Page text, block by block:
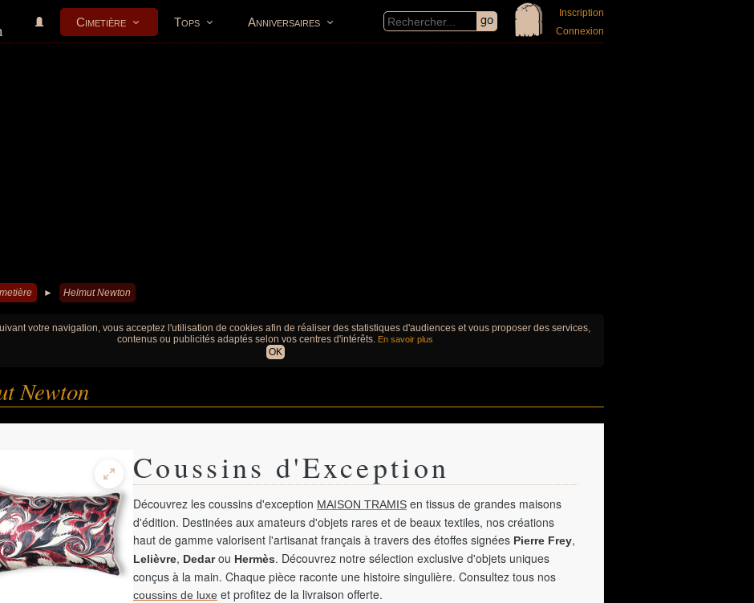
Cimetière Tops Anniversaires
Inscription
Connexion
► Helmut Newton
votre navigation, vous acceptez l'utilisation de cookies afin de réaliser des statistiques d'audiences et vous proposer des services,
contenus ou publicités adaptés selon vos centres d'intérêts. En savoir plus
OK
Newton
Coussins d'Exception
Découvrez les coussins d'exception MAISON TRAMIS en tissus de grandes maisons
d'édition. Destinées aux amateurs d'objets rares et de beaux textiles, nos créations
haut de gamme valorisent l'artisanat français à travers des étoffes signées Pierre Frey,
Lelièvre, Dedarou Hermès. Découvrez notre sélection exclusive d'objets uniques
conçus à la main. Chaque pièce raconte une histoire singulière. Consultez tous nos
coussins de luxe et profitez de la livraison offerte.